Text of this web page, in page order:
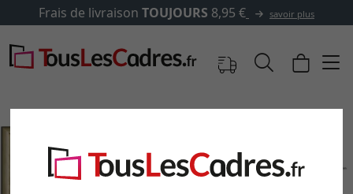
Frais de livraisonTOUJOURS8,95 € savoir plus